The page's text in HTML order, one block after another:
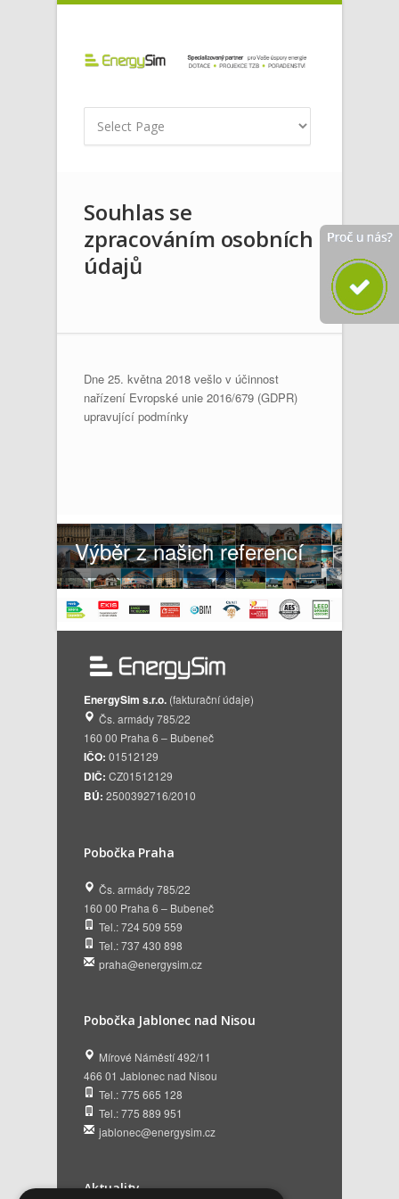
Souhlas se
zpracováním osobních
údajů
Dne 25. května 2018 vešlo v účinnost
nařízení Evropské unie 2016/679 (GDPR)
upravující podmínky
Výběr z našich referencí
EnergySim s.r.o. (fakturační údaje)
Čs. armády 785/22
160 00 Praha 6 – Bubeneč
IČO: 01512129
DIČ: CZ01512129
BÚ: 2500392716/2010
Pobočka Praha
Čs. armády 785/22
160 00 Praha 6 – Bubeneč
Tel.: 724 509 559
Tel.: 737 430 898
praha@energysim.cz
Pobočka Jablonec nad Nisou
Mírové Náměstí 492/11
466 01 Jablonec nad Nisou
Tel.: 775 665 128
Tel.: 775 889 951
jablonec@energysim.cz
Aktuality